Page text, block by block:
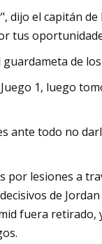
el capitán de
tus
de los
1, luego
ante todo no
lesiones a
de
fuera